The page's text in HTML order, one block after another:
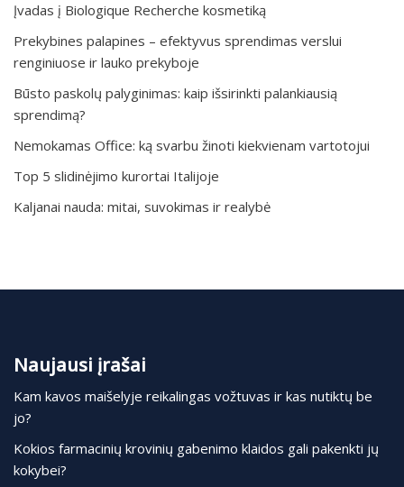
Įvadas į Biologique Recherche kosmetiką
Prekybines palapines – efektyvus sprendimas verslui
renginiuose ir lauko prekyboje
Būsto paskolų palyginimas: kaip išsirinkti palankiausią
sprendimą?
Nemokamas Office: ką svarbu žinoti kiekvienam vartotojui
Top 5 slidinėjimo kurortai Italijoje
Kaljanai nauda: mitai, suvokimas ir realybė
Naujausi įrašai
Kam kavos maišelyje reikalingas vožtuvas ir kas nutiktų be
jo?
Kokios farmacinių krovinių gabenimo klaidos gali pakenkti jų
kokybei?